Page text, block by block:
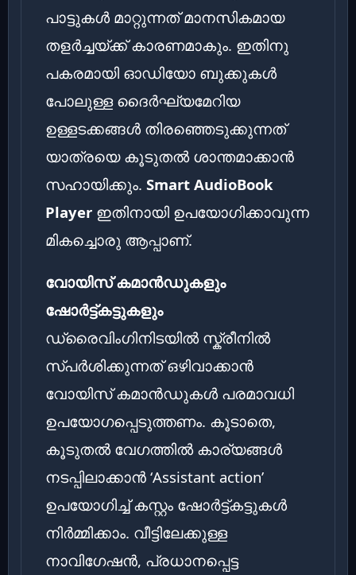
പാട്ടുകൾ മാറ്റുന്നത് മാനസികമായ
തളർച്ചയ്ക്ക് കാരണമാകും. ഇതിനു
പകരമായി ഓഡിയോ ബുക്കുകൾ
പോലുള്ള ദൈർഘ്യമേറിയ
ഉള്ളടക്കങ്ങൾ തിരഞ്ഞെടുക്കുന്നത്
യാത്രയെ കൂടുതൽ ശാന്തമാക്കാൻ
സഹായിക്കും. Smart AudioBook
Player ഇതിനായി ഉപയോഗിക്കാവുന്ന
മികച്ചൊരു ആപ്പാണ്.
വോയിസ് കമാൻഡുകളും
ഷോർട്ട്കട്ടുകളും
ഡ്രൈവിംഗിനിടയിൽ സ്ക്രീനിൽ
സ്പർശിക്കുന്നത് ഒഴിവാക്കാൻ
വോയിസ് കമാൻഡുകൾ പരമാവധി
ഉപയോഗപ്പെടുത്തണം. കൂടാതെ,
കൂടുതൽ വേഗത്തിൽ കാര്യങ്ങൾ
നടപ്പിലാക്കാൻ ‘Assistant action’
ഉപയോഗിച്ച് കസ്റ്റം ഷോർട്ട്കട്ടുകൾ
നിർമ്മിക്കാം. വീട്ടിലേക്കുള്ള
നാവിഗേഷൻ, പ്രധാനപ്പെട്ട